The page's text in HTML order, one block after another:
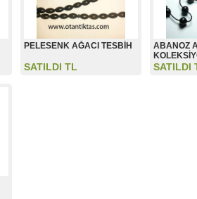
PELESENK AĞACI TESBİH
SATILDI TL
ABANOZ
SATILDI